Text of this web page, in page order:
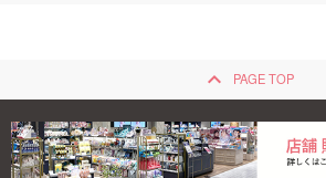
keyboard_arrow_up PAGE TOP